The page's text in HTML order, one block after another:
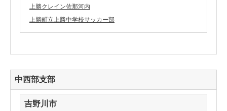
上勝クレイン佐那河内
上勝町立上勝中学校サッカー部
中西部支部
吉野川市